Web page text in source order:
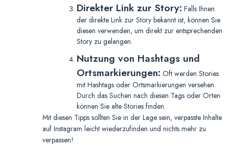
Direkter Link zur Story: Falls Ihnen
der direkte Link zur Story bekannt ist, können Sie
diesen verwenden, um direkt zur entsprechenden
Story zu gelangen.
Nutzung von Hashtags und
Ortsmarkierungen: Oft werden Stories
mit Hashtags oder Ortsmarkierungen versehen.
Durch das Suchen nach diesen Tags oder Orten
können Sie alte Stories finden.
Mit diesen Tipps sollten Sie in der Lage sein, verpasste Inhalte
auf Instagram leicht wiederzufinden und nichts mehr zu
verpassen!